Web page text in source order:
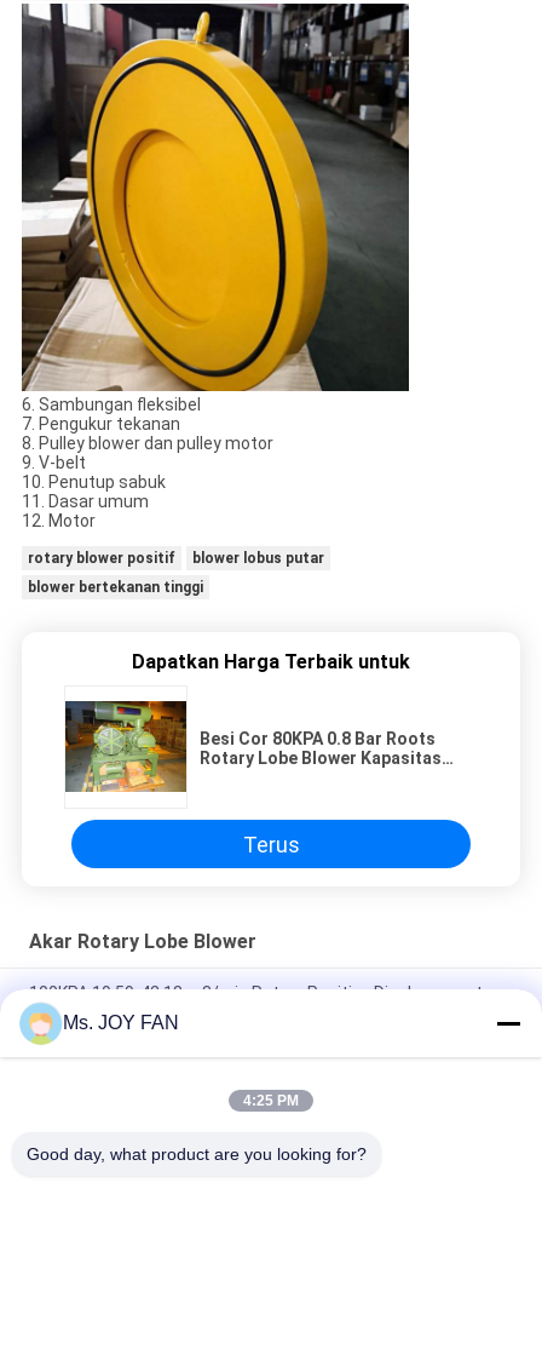
6. Sambungan fleksibel
7. Pengukur tekanan
8. Pulley blower dan pulley motor
9. V-belt
10. Penutup sabuk
11. Dasar umum
12. Motor
rotary blower positif
blower lobus putar
blower bertekanan tinggi
Dapatkan Harga Terbaik untuk
Besi Cor 80KPA 0.8 Bar Roots
Rotary Lobe Blower Kapasitas
Terus
Akar Rotary Lobe Blower
100KPA 19.59-42.18 m3/min Rotary Positive Displacement
Roots Style Blower
Besi Cor Kapasitas Tinggi 3600m3 / Jam Root Lobe Blower
DN150 Roots Rotary Lobe Blower tekanan tinggi Roots
Ms. JOY FAN
4:25 PM
Good day, what product are you looking for?